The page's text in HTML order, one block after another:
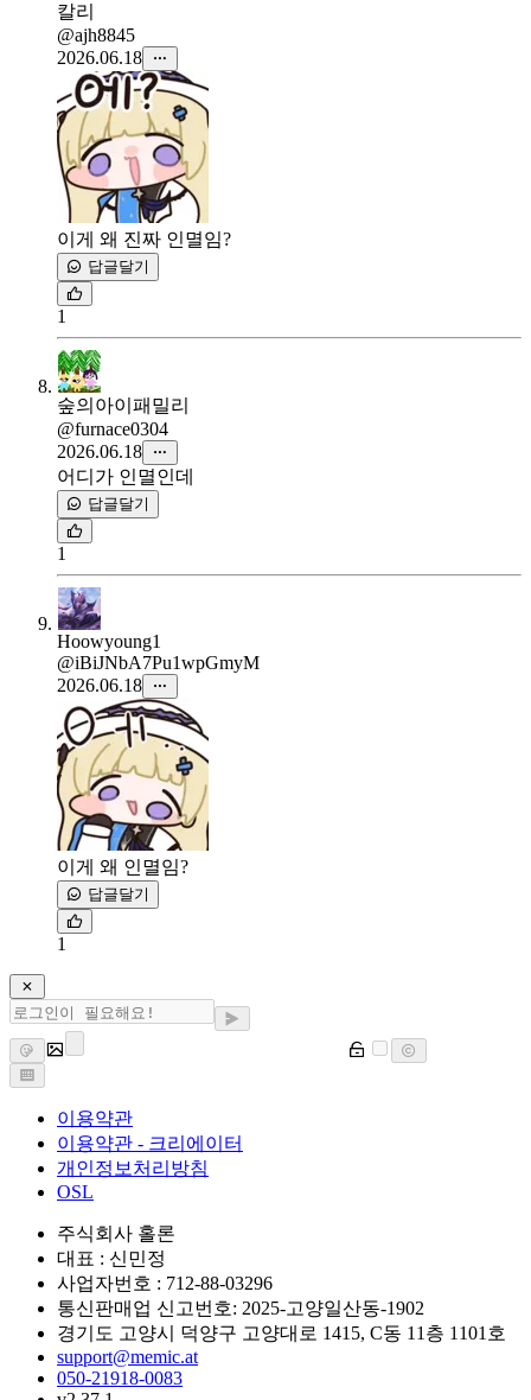
칼리
@ajh8845
2026.06.18
이게 왜 진짜 인멸임?
답글달기
1
숲의아이패밀리
@furnace0304
2026.06.18
어디가 인멸인데
답글달기
1
Hoowyoung1
@iBiJNbA7Pu1wpGmyM
2026.06.18
이게 왜 인멸임?
답글달기
1
이용약관
이용약관 - 크리에이터
개인정보처리방침
OSL
주식회사 홀론
대표 : 신민정
사업자번호 : 712-88-03296
통신판매업 신고번호: 2025-고양일산동-1902
경기도 고양시 덕양구 고양대로 1415, C동 11층 1101호
support@memic.at
050-21918-0083